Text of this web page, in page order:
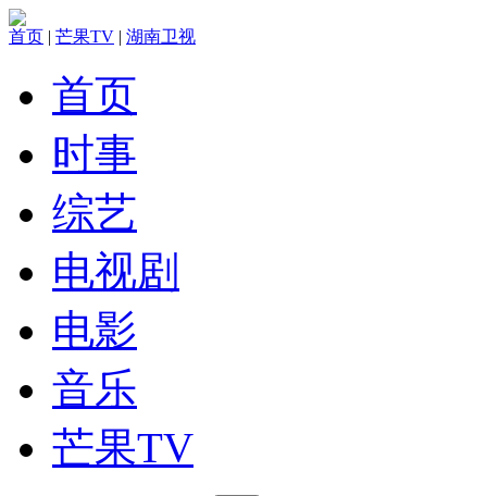
首页 | 芒果TV | 湖南卫视
首页
时事
综艺
电视剧
电影
音乐
芒果TV